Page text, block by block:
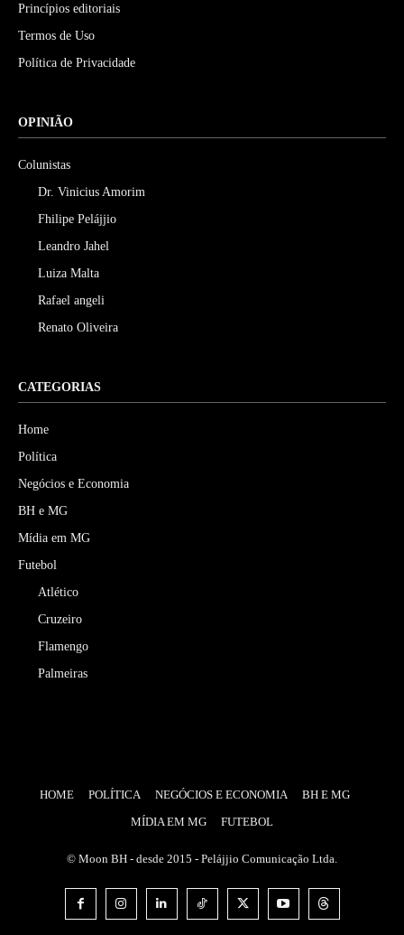
Princípios editoriais
Termos de Uso
Política de Privacidade
OPINIÃO
Colunistas
Dr. Vinicius Amorim
Fhilipe Pelájjio
Leandro Jahel
Luiza Malta
Rafael angeli
Renato Oliveira
CATEGORIAS
Home
Política
Negócios e Economia
BH e MG
Mídia em MG
Futebol
Atlético
Cruzeiro
Flamengo
Palmeiras
HOME POLÍTICA NEGÓCIOS E ECONOMIA
BH E MG
MÍDIA EM MG
FUTEBOL
© Moon BH - desde 2015 - Pelájjio Comunicação Ltda.